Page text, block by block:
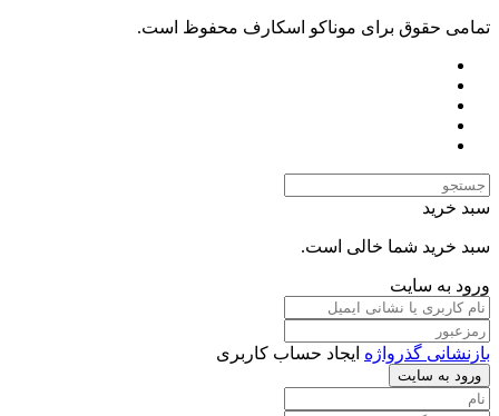
تمامی حقوق برای موناکو اسکارف محفوظ است.
سبد خرید
سبد خرید شما خالی است.
ورود به سایت
بازنشانی گذرواژه ایجاد حساب کاربری
ورود به سایت